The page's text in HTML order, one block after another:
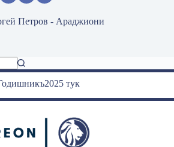
Петров - Араджиони
тук